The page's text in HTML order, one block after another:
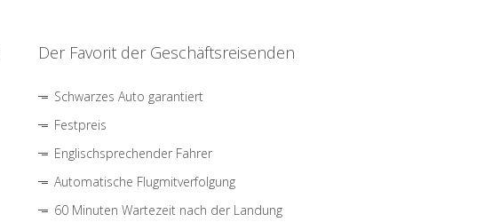
Der Favorit der Geschäftsreisenden
Schwarzes Auto garantiert
Festpreis
Englischsprechender Fahrer
Automatische Flugmitverfolgung
60 Minuten Wartezeit nach der Landung